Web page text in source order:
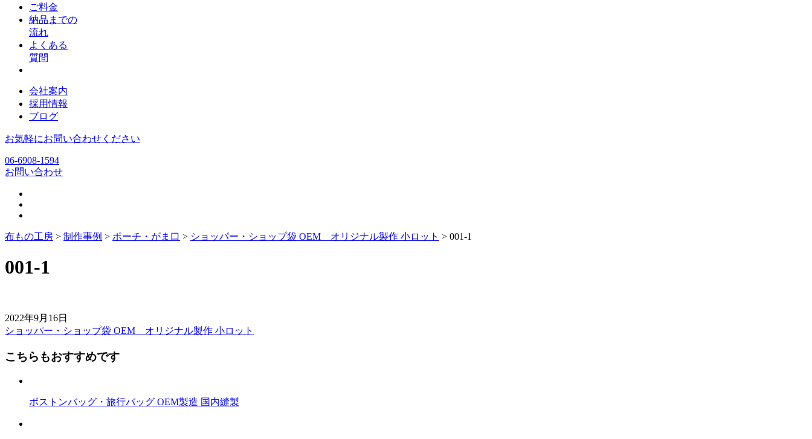
ご料金
納品までの
流れ
よくある
質問
会社案内
採用情報
ブログ
お気軽にお問い合わせください
06-6908-1594
お問い合わせ
布もの工房 > 制作事例 > ポーチ・がま口 > ショッパー・ショップ袋 OEM オリジナル製作 小ロット > 001-1
001-1
2022年9月16日
前
後
ショッパー・ショップ袋 OEM オリジナル製作 小ロット
こちらもおすすめです
ボストンバッグ・旅行バッグ OEM製造 国内縫製